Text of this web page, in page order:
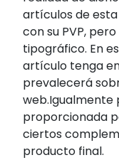
artículos de
con su PVP,
tipográfico. En
artículo tenga
prevalecerá
web.Igualmente
proporcionada
ciertos
producto final.